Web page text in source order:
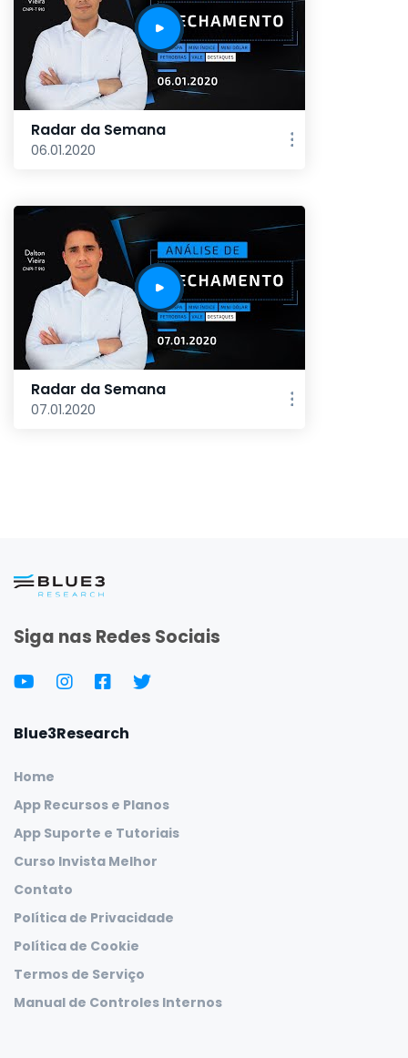
Radar da Semana
06.01.2020
Radar da Semana
07.01.2020
Siga nas Redes Sociais
Blue3Research
Home
App Recursos e Planos
App Suporte e Tutoriais
Curso Invista Melhor
Contato
Política de Privacidade
Política de Cookie
Termos de Serviço
Manual de Controles Internos